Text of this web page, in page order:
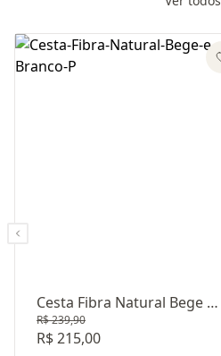
Cesta Fibra Natural Bege E
Branco P
R$ 239,90
R$ 215,00